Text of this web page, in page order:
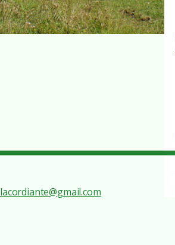
lacordiante@gmail.com